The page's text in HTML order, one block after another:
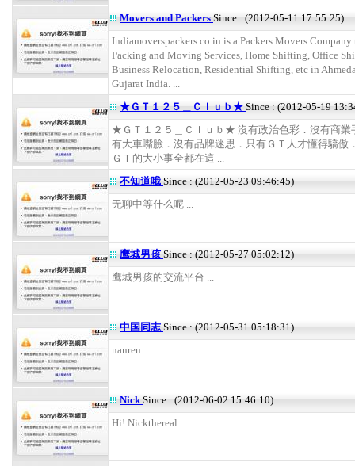
Movers and Packers Since : (2012-05-11 17:55:25)
Indiamoverspackers.co.in is a Packers Movers Company
Packing and Moving Services, Home Shifting, Office
Business Relocation, Residential Shifting, etc in
Gujarat India. ...
★ＧＴ１２５＿Ｃｌｕｂ★ Since : (2012-05-19
★ＧＴ１２５＿Ｃｌｕｂ★ 沒有政治色彩．沒有商業
有大車嘴臉．沒有品牌迷思．只有ＧＴ人才懂得驕傲
ＧＴ的大小事全都在這 ...
不知道哦 Since : (2012-05-23 09:46:45)
无聊中等什么呢 ...
鹰城男孩 Since : (2012-05-27 05:02:12)
鹰城男孩的交流平台 ...
中国同志Since : (2012-05-31 05:18:31)
nanren ...
NickSince : (2012-06-02 15:46:10)
Hi! Nickthereal ...